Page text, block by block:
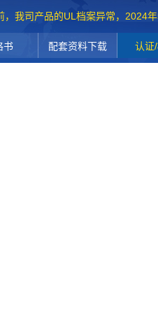
，我司产品的UL档案异常，2024
书 配套资料下载 认证